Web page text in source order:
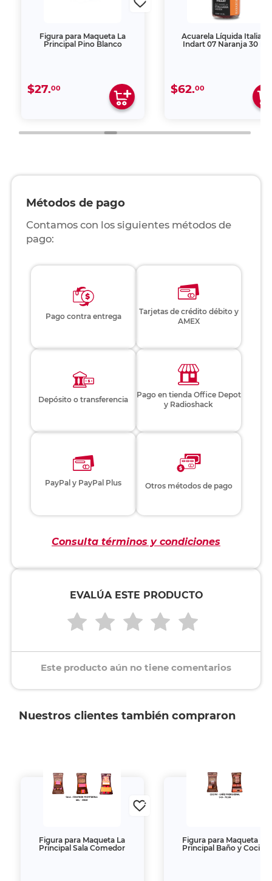
Figura para Maqueta La
Principal Pino Blanco
$27.00
Acuarela Líquida Italiana
Indart 07 Naranja 30 ml
$62.00
Métodos de pago
Contamos con los siguientes métodos de
pago:
Pago contra entrega
Tarjetas de crédito débito y
AMEX
Depósito o transferencia
Pago en tienda Office Depot
y Radioshack
PayPal y PayPal Plus Otros métodos de pago
Consulta términos y condiciones
EVALÚA ESTE PRODUCTO
Este producto aún no tiene comentarios
Nuestros clientes también compraron
Figura para Maqueta La
Principal Sala Comedor
Figura para Maqueta La
Principal Baño y Cocina